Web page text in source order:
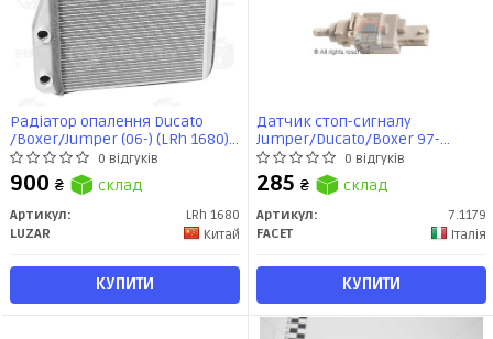
Радіатор опалення Ducato
/Boxer/Jumper (06-) (LRh 1680)
Luzar
0 відгуків
900 ₴ склад
Артикул:
LRh 1680
LUZAR
Китай
КУПИТИ
Датчик стоп-сигналу
Jumper/Ducato/Boxer 97-
(7.1179) Facet0 відгуків
285 ₴ склад
Артикул:
7.1179
FACET
Італія
КУПИТИ